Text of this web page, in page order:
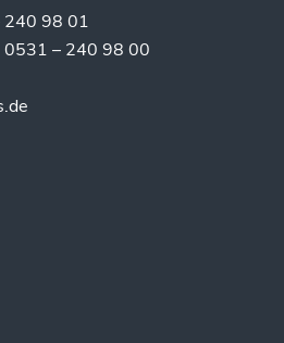
240 98 01
0531 – 240 98 00